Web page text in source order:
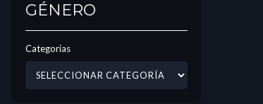
GÉNERO
Categorías